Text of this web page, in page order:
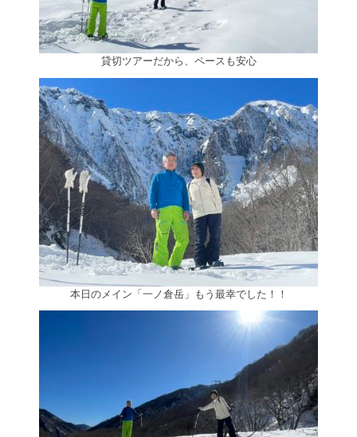
貸切ツアーだから、ペースも安心
本日のメイン「一ノ倉岳」もう最幸でした！！